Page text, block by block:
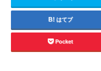
はてブ
Pocket